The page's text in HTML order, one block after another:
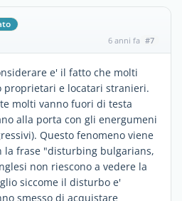
6 anni fa #7
e' il fatto che molti
e locatari stranieri.
molti vanno fuori di testa
alla porta con gli energumeni
Questo fenomeno viene
la frase "disturbing bulgarians,
non riescono a vedere la
siccome il disturbo e'
smesso di acquistare